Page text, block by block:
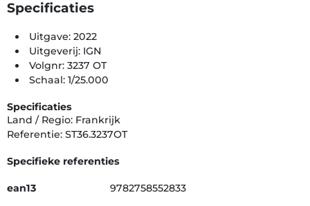
Specificaties
Uitgave: 2022
Uitgeverij: IGN
Volgnr: 3237 OT
Schaal: 1/25.000
Specificaties
Land / Regio: Frankrijk
Referentie: ST36.3237OT
Specifieke referenties
ean13 9782758552833